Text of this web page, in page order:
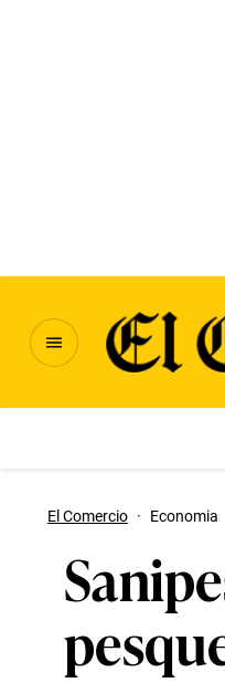
El Comercio · Economia